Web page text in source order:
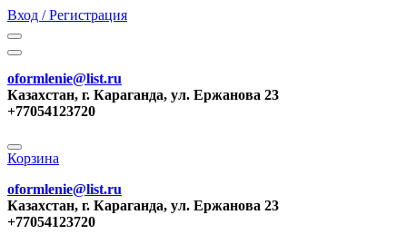
Вход / Регистрация
oformlenie@list.ru
Казахстан, г. Караганда, ул. Ержанова 23
+77054123720
Корзина
oformlenie@list.ru
Казахстан, г. Караганда, ул. Ержанова 23
+77054123720